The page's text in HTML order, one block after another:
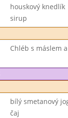
houskový knedlík
sirup
Chléb s máslem
bílý smetanový
čaj